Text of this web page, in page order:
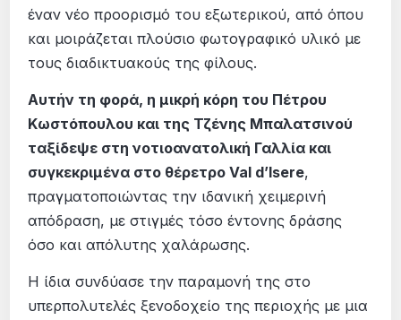
έναν νέο προορισμό του εξωτερικού, από όπου
και μοιράζεται πλούσιο φωτογραφικό υλικό με
τους διαδικτυακούς της φίλους.
Αυτήν τη φορά, η μικρή κόρη του Πέτρου
Κωστόπουλου και της Τζένης Μπαλατσινού
ταξίδεψε στη νοτιοανατολική Γαλλία και
συγκεκριμένα στο θέρετρο Val d’Isere,
πραγματοποιώντας την ιδανική χειμερινή
απόδραση, με στιγμές τόσο έντονης δράσης
όσο και απόλυτης χαλάρωσης.
Η ίδια συνδύασε την παραμονή της στο
υπερπολυτελές ξενοδοχείο της περιοχής με μια